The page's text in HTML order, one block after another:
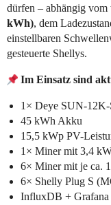
dürfen – abhängig vom
kWh), dem
einstellbaren
gesteuerte Shellys.
Im Einsatz sind
1× Deye SUN-
45 kWh Akku
15,5 kWp PV-
1× Miner mit 3,4
6× Miner mit je ca.
6× Shelly Plug S
InfluxDB +